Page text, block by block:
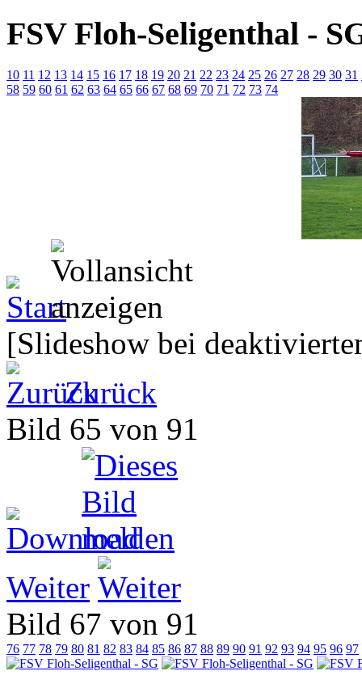
FSV Floh-Seligenthal -
10 11 12 13 14 15 16 17 18 19 20 21 22 23 24 25 26 27 28 29 30 31
58 59 60 61 62 63 64 65 66 67 68 69 70 71 72 73 74
[Slideshow bei
Zurück
Bild 65 von 91
Weiter
Bild 67 von 91
76 77 78 79 80 81 82 83 84 85 86 87 88 89 90 91 92 93 94 95 96 97